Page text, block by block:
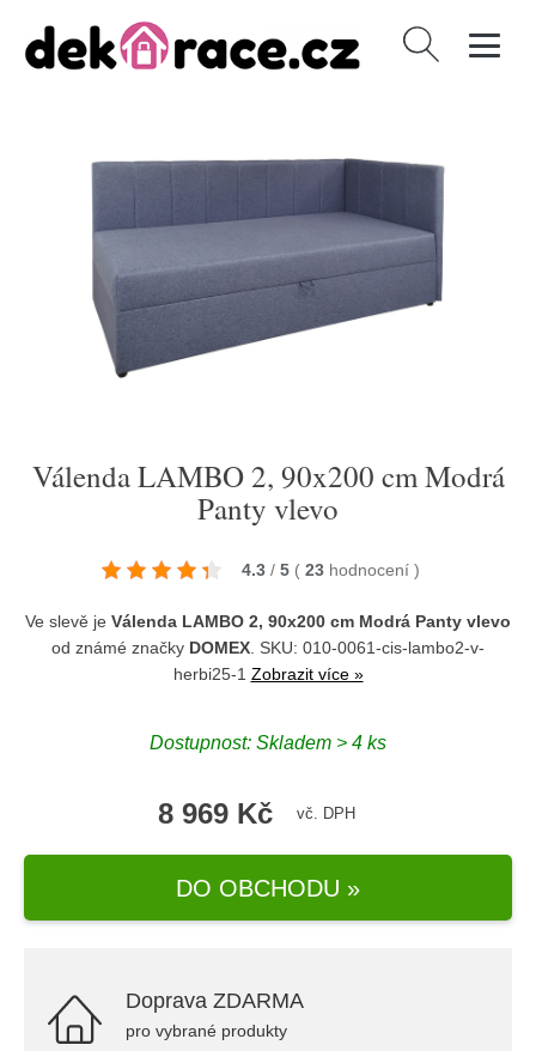
Vyhledávání
Válenda LAMBO 2, 90x200 cm Modrá
Panty vlevo
4.3 / 5 ( 23 hodnocení )
Ve slevě je Válenda LAMBO 2, 90x200 cm Modrá Panty vlevo
od známé značky DOMEX . SKU: 010-0061-cis-lambo2-v-
herbi25-1 Zobrazit více »
Dostupnost: Skladem > 4 ks
8 969 Kč vč. DPH
DO OBCHODU »
Doprava ZDARMA
pro vybrané produkty